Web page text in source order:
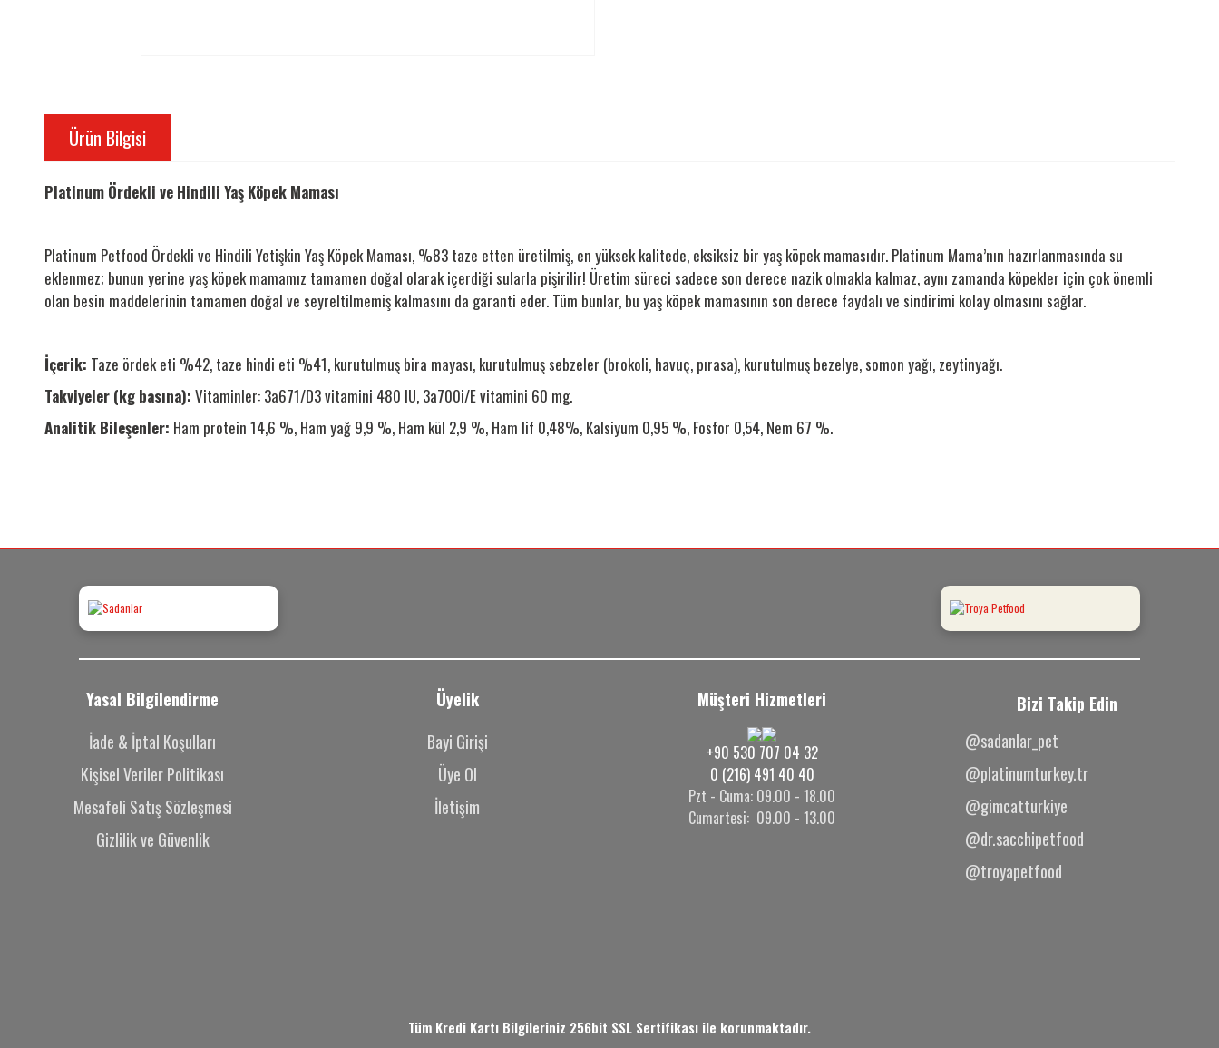
Ürün Bilgisi
Platinum Ördekli ve Hindili Yaş Köpek Maması
Platinum Petfood Ördekli ve Hindili Yetişkin Yaş Köpek Maması, %83 taze etten üretilmiş, en yüksek kalitede, eksiksiz bir yaş köpek mamasıdır. Platinum Mama’nın hazırlanmasında su
eklenmez; bunun yerine yaş köpek mamamız tamamen doğal olarak içerdiği sularla pişirilir! Üretim süreci sadece son derece nazik olmakla kalmaz, aynı zamanda köpekler için çok önemli
olan besin maddelerinin tamamen doğal ve seyreltilmemiş kalmasını da garanti eder. Tüm bunlar, bu yaş köpek mamasının son derece faydalı ve sindirimi kolay olmasını sağlar.
İçerik: Taze ördek eti %42, taze hindi eti %41, kurutulmuş bira mayası, kurutulmuş sebzeler (brokoli, havuç, pırasa), kurutulmuş bezelye, somon yağı, zeytinyağı.
Takviyeler (kg basına): Vitaminler: 3a671/D3 vitamini 480 IU, 3a700i/E vitamini 60 mg.
Analitik Bileşenler: Ham protein 14,6 %, Ham yağ 9,9 %, Ham kül 2,9 %, Ham lif 0,48%, Kalsiyum 0,95 %, Fosfor 0,54, Nem 67 %.
Yasal Bilgilendirme
İade & İptal Koşulları
Kişisel Veriler Politikası
Mesafeli Satış Sözleşmesi
Gizlilik ve Güvenlik
Üyelik
Bayi Girişi
Üye Ol
İletişim
Müşteri Hizmetleri
+90 530 707 04 32
0 (216) 491 40 40
Pzt - Cuma: 09.00 - 18.00
Cumartesi: 09.00 - 13.00
Bizi Takip Edin
@sadanlar_pet
@platinumturkey.tr
@gimcatturkiye
@dr.sacchipetfood
@troyapetfood
Tüm Kredi Kartı Bilgileriniz 256bit SSL Sertifikası ile korunmaktadır.